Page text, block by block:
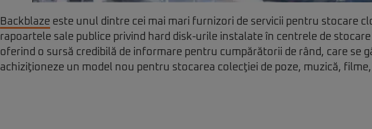
Backblaze este unul dintre cei mai mari furnizori de servicii pentru stocare
rapoartele sale publice privind hard disk-urile instalate în centrele de
oferind o sursă credibilă de informare pentru cumpărătorii de rând, care se
achiziţioneze un model nou pentru stocarea colecţiei de poze, muzică,